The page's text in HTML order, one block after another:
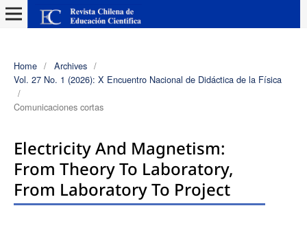
Home / Archives /
Vol. 27 No. 1 (2026): X Encuentro Nacional de Didáctica de la Física
/
Comunicaciones cortas
Electricity And Magnetism:
From Theory To Laboratory,
From Laboratory To Project